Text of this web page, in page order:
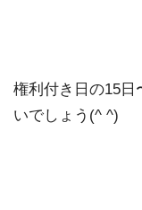
権利付き日の15日
いでしょう(^ ^)